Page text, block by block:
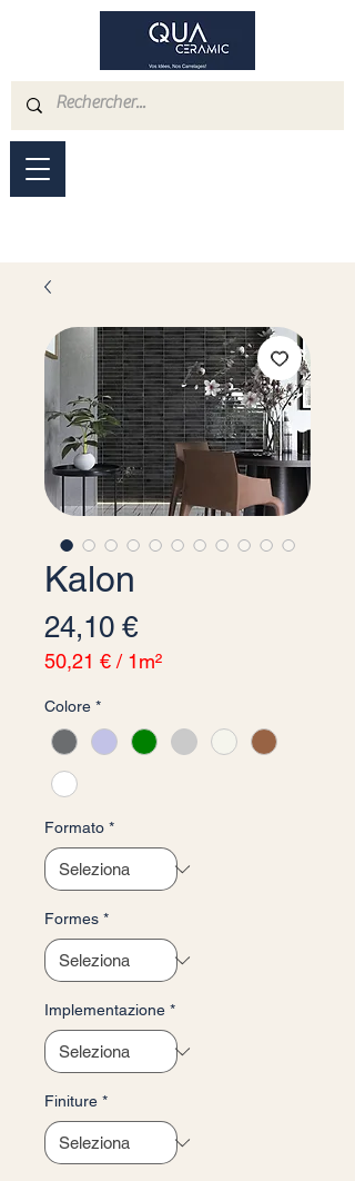
Kalon
24,10 €Prezzo
50,21 € / 1m²
ogni
1
Metro
quadrato
Colore *
Formato *
Formes *
Implementazione *
Finiture *